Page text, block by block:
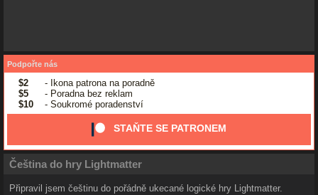
Podpořte nás
$2
- Ikona patrona na poradně
$5
- Poradna bez reklam
$10
- Soukromé poradenství
STAŇTE SE PATRONEM
Čeština do hry Lightmatter
Připravil jsem češtinu do pořádně ukecané logické hry Lightmatter.